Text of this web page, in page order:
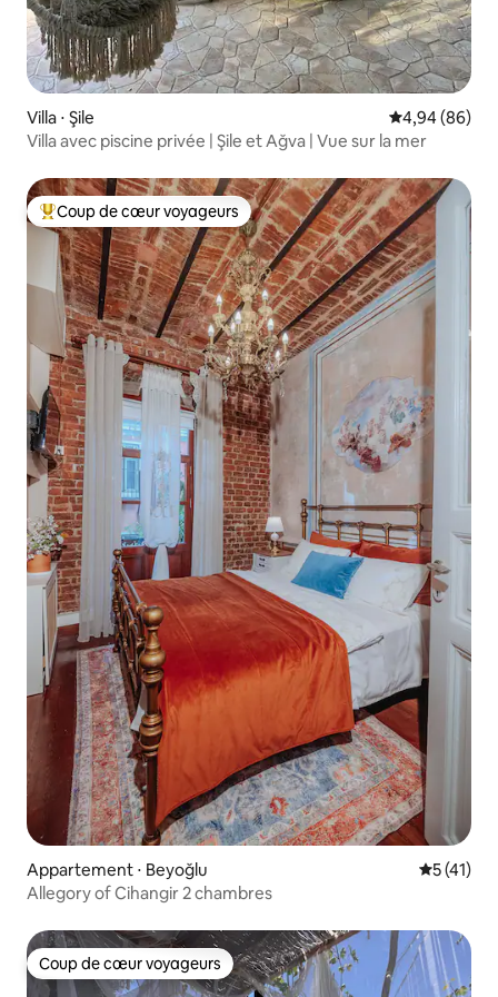
Villa ⋅ Şile Évaluation
4,94 (86)
Villa avec piscine privée | Şile et Ağva | Vue sur la mer
Coups de cœur voyageurs les plus appréciés
Coup de cœur voyageurs
Appartement ⋅ Beyoğlu
5 (41)
Allegory of Cihangir 2 chambres
Coup de cœur voyageurs
Coup de cœur voyageurs